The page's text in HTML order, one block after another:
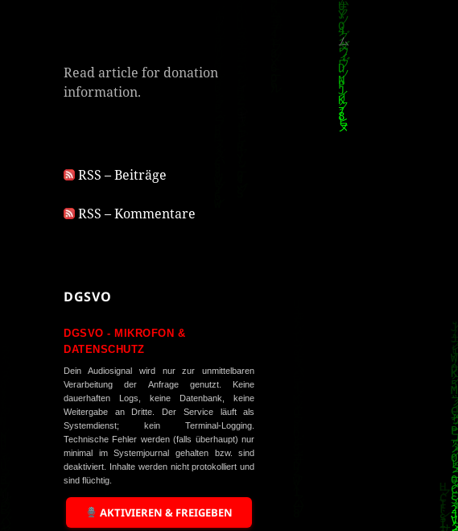
Read article for donation
information.
RSS – Beiträge
RSS – Kommentare
DGSVO
DGSVO - MIKROFON &
DATENSCHUTZ
Dein Audiosignal wird nur zur unmittelbaren
Verarbeitung der Anfrage genutzt. Keine
dauerhaften Logs, keine Datenbank, keine
Weitergabe an Dritte. Der Service läuft als
Systemdienst; kein Terminal-Logging.
Technische Fehler werden (falls überhaupt) nur
minimal im Systemjournal gehalten bzw. sind
deaktiviert. Inhalte werden nicht protokolliert und
sind flüchtig.
AKTIVIEREN & FREIGEBEN